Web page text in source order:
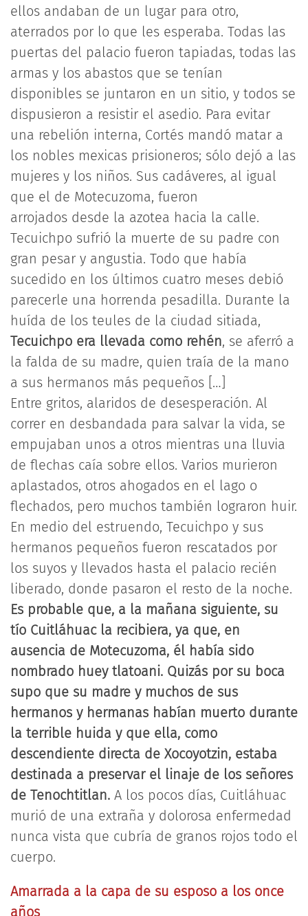
ellos andaban de un lugar para otro,
aterrados por lo que les esperaba. Todas las
puertas del palacio fueron tapiadas, todas las
armas y los abastos que se tenían
disponibles se juntaron en un sitio, y todos se
dispusieron a resistir el asedio. Para evitar
una rebelión interna, Cortés mandó matar a
los nobles mexicas prisioneros; sólo dejó a las
mujeres y los niños. Sus cadáveres, al igual
que el de Motecuzoma, fueron
arrojados desde la azotea hacia la calle.
Tecuichpo sufrió la muerte de su padre con
gran pesar y angustia. Todo que había
sucedido en los últimos cuatro meses debió
parecerle una horrenda pesadilla. Durante la
huída de los teules de la ciudad sitiada,
Tecuichpo era llevada como rehén, se aferró a
la falda de su madre, quien traía de la mano
a sus hermanos más pequeños […]
Entre gritos, alaridos de desesperación. Al
correr en desbandada para salvar la vida, se
empujaban unos a otros mientras una lluvia
de flechas caía sobre ellos. Varios murieron
aplastados, otros ahogados en el lago o
flechados, pero muchos también lograron huir.
En medio del estruendo, Tecuichpo y sus
hermanos pequeños fueron rescatados por
los suyos y llevados hasta el palacio recién
liberado, donde pasaron el resto de la noche.
Es probable que, a la mañana siguiente, su
tío Cuitláhuac la recibiera, ya que, en
ausencia de Motecuzoma, él había sido
nombrado huey tlatoani. Quizás por su boca
supo que su madre y muchos de sus
hermanos y hermanas habían muerto durante
la terrible huida y que ella, como
descendiente directa de Xocoyotzin, estaba
destinada a preservar el linaje de los señores
de Tenochtitlan. A los pocos días, Cuitláhuac
murió de una extraña y dolorosa enfermedad
nunca vista que cubría de granos rojos todo el
cuerpo.
Amarrada a la capa de su esposo a los once
años